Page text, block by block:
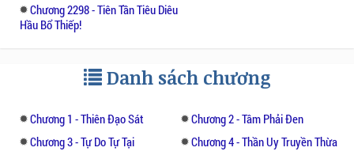
Khổ tu, du lịch, ngộ đạo, tử chiến, trải qua
vạn kiếp, giữ vững lòng tin, cuối cùng sẽ đi
Ta rốt cuộc đứng tại đỉnh cửu thiên, mới
phát hiện cần cù cầu đại đạo, chẳng qua
đường ta đã đi, đường này chỉ mới bắt đầu!
Chương 2298 - Tiên Tần Tiêu Diêu
Hầu Bổ Thiếp!
Danh sách chương
Chương 1 - Thiên Đạo Sát
Chương 2 - Tâm Phải Đen
Chương 3 - Tự Do Tự Tại
Chương 4 - Thần Uy Truyền Thừa